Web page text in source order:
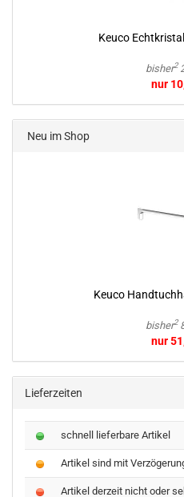
Keuco
bisher2
nur
Neu im Shop
Keuco
bisher2
nur
Lieferzeiten
schnell lieferbare Artikel
Artikel sind mit
Artikel derzeit nicht oder